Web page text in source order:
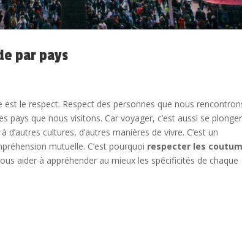
par pays
le respect. Respect des personnes que nous
que nous visitons. Car voyager, c’est aussi se plonger
cultures, d’autres manières de vivre. C’est un
mutuelle. C’est pourquoi respecter les
aider à appréhender au mieux les spécificités de chaque